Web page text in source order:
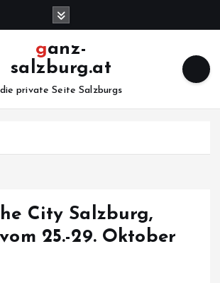
ganz-
salzburg.at
die private Seite Salzburgs
City Salzburg,
25.-29. Oktober